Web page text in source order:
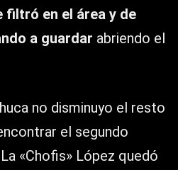
filtró en el área y de
a guardar abriendo el
no disminuyo el resto
el segundo
«Chofis» López quedó